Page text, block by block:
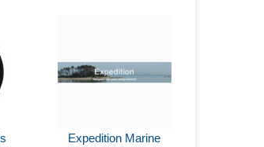
Expedition Marine